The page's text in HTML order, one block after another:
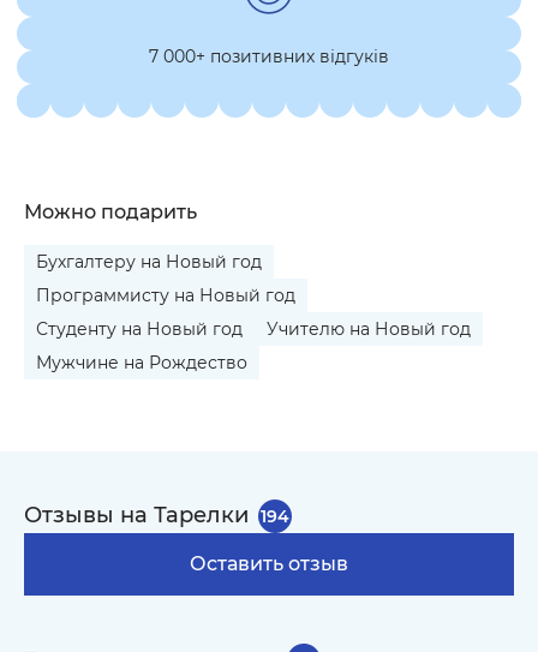
7 000+ позитивних відгуків
Можно подарить
Бухгалтеру на Новый год
Программисту на Новый год
Студенту на Новый год
Учителю на Новый год
Мужчине на Рождество
Отзывы на Тарелки 194
Оставить отзыв